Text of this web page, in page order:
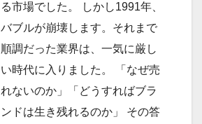
る市場でした。 しかし1991年、
バブルが崩壊します。それまで
順調だった業界は、一気に厳し
い時代に入りました。 「なぜ売
れないのか」「どうすればブラ
ンドは生き残れるのか」 その答